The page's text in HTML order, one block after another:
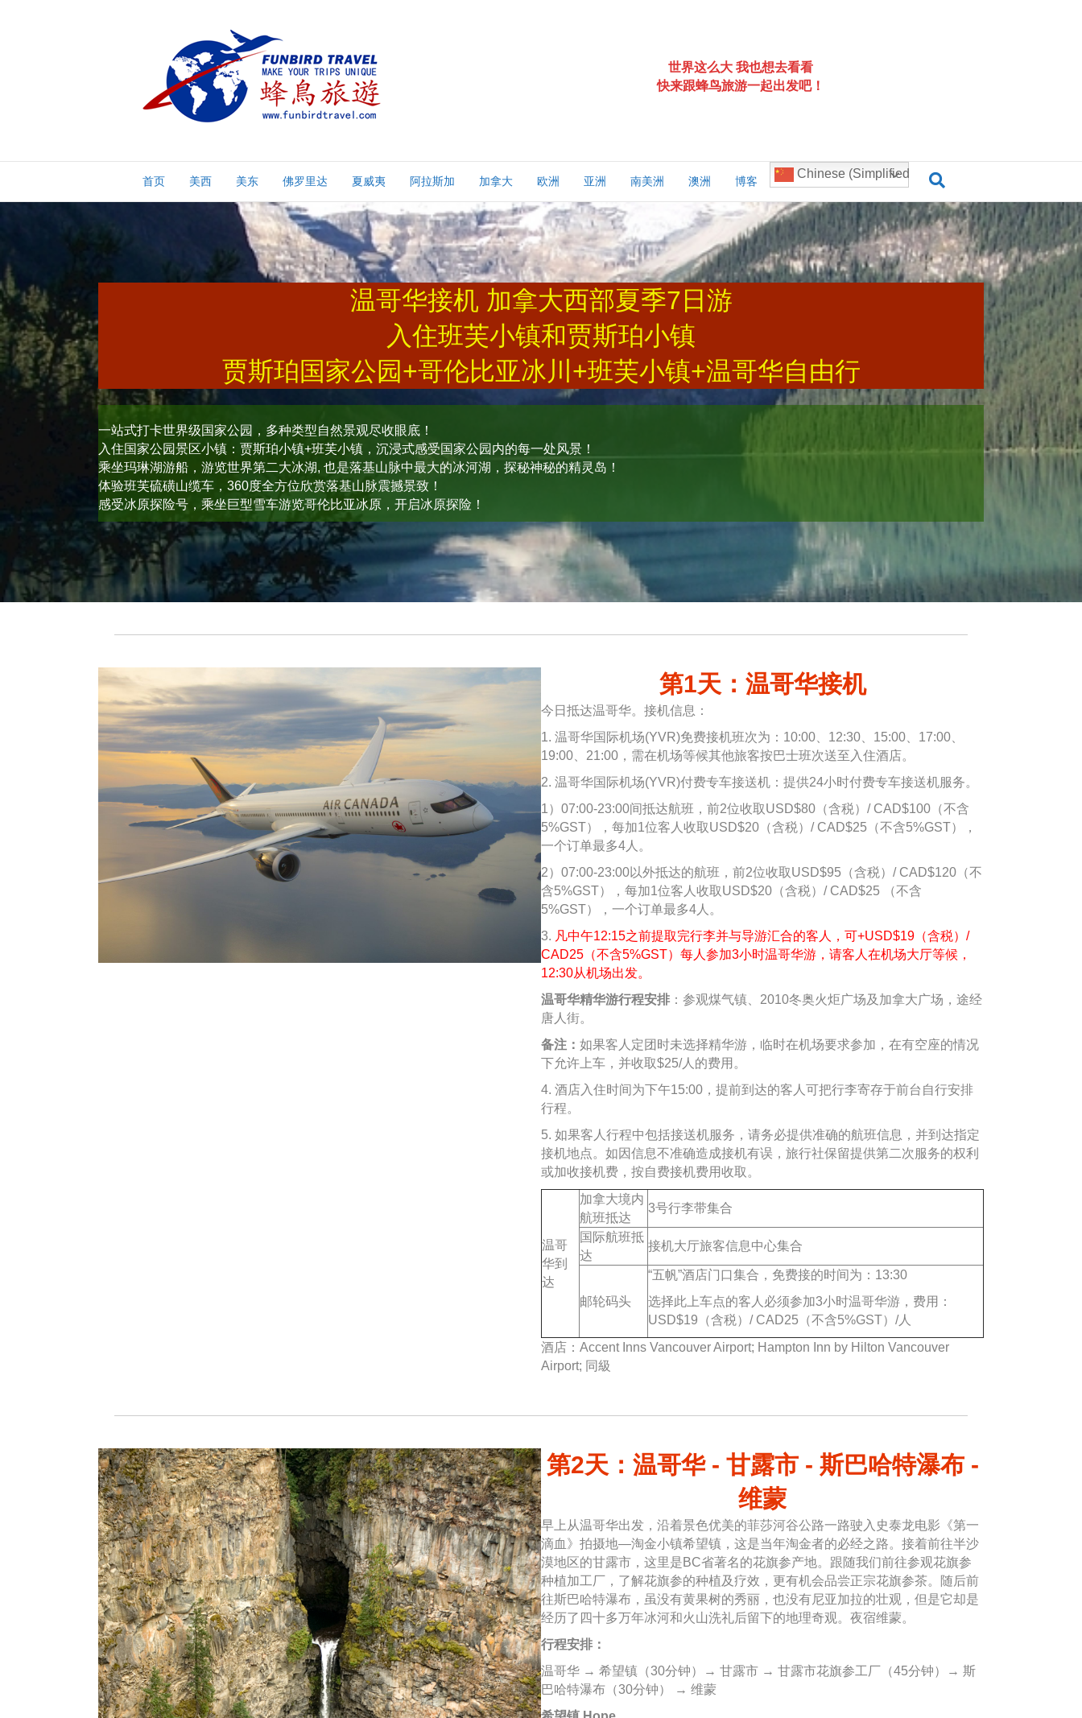
世界这么大 我也想去看看
快来跟蜂鸟旅游一起出发吧！
首页 美西 美东 佛罗里达 夏威夷 阿拉斯加 加拿大 欧洲 亚洲 南美洲 澳洲 博客
Chinese (Simplified)
温哥华接机 加拿大西部夏季7日游
入住班芙小镇和贾斯珀小镇
贾斯珀国家公园+哥伦比亚冰川+班芙小镇+温哥华自由行
一站式打卡世界级国家公园，多种类型自然景观尽收眼底！
入住国家公园景区小镇：贾斯珀小镇+班芙小镇，沉浸式感受国家公园内的每一处风景！
乘坐玛琳湖游船，游览世界第二大冰湖, 也是落基山脉中最大的冰河湖，探秘神秘的精灵岛！
体验班芙硫磺山缆车，360度全方位欣赏落基山脉震撼景致！
感受冰原探险号，乘坐巨型雪车游览哥伦比亚冰原，开启冰原探险！
第1天：温哥华接机
今日抵达温哥华。接机信息：
1. 温哥华国际机场(YVR)免费接机班次为：10:00、12:30、15:00、17:00、
19:00、21:00，需在机场等候其他旅客按巴士班次送至入住酒店。
2. 温哥华国际机场(YVR)付费专车接送机：提供24小时付费专车接送机服务。
1）07:00-23:00间抵达航班，前2位收取USD$80（含税）/ CAD$100（不含
5%GST），每加1位客人收取USD$20（含税）/ CAD$25（不含5%GST），
一个订单最多4人。
2）07:00-23:00以外抵达的航班，前2位收取USD$95（含税）/ CAD$120（不
含5%GST），每加1位客人收取USD$20（含税）/ CAD$25 （不含
5%GST），一个订单最多4人。
3. 凡中午12:15之前提取完行李并与导游汇合的客人，可+USD$19（含税）/
CAD25（不含5%GST）每人参加3小时温哥华游，请客人在机场大厅等候，
12:30从机场出发。
温哥华精华游行程安排 ：参观煤气镇、2010冬奥火炬广场及加拿大广场，途经
唐人街。
备注： 如果客人定团时未选择精华游，临时在机场要求参加，在有空座的情况
下允许上车，并收取$25/人的费用。
4. 酒店入住时间为下午15:00，提前到达的客人可把行李寄存于前台自行安排
行程。
5. 如果客人行程中包括接送机服务，请务必提供准确的航班信息，并到达指定
接机地点。如因信息不准确造成接机有误，旅行社保留提供第二次服务的权利
或加收接机费，按自费接机费用收取。
温哥
华到
达
加拿大境内
航班抵达
3号行李带集合
国际航班抵
达
接机大厅旅客信息中心集合
邮轮码头
“五帆”酒店门口集合，免费接的时间为：13:30
选择此上车点的客人必须参加3小时温哥华游，费用：
USD$19（含税）/ CAD25（不含5%GST）/人
酒店：Accent Inns Vancouver Airport; Hampton Inn by Hilton Vancouver
Airport; 同級
第2天：温哥华 - 甘露市 - 斯巴哈特瀑布 -
维蒙
早上从温哥华出发，沿着景色优美的菲莎河谷公路一路驶入史泰龙电影《第一
滴血》拍摄地—淘金小镇希望镇，这是当年淘金者的必经之路。接着前往半沙
漠地区的甘露市，这里是BC省著名的花旗参产地。跟随我们前往参观花旗参
种植加工厂，了解花旗参的种植及疗效，更有机会品尝正宗花旗参茶。随后前
往斯巴哈特瀑布，虽没有黄果树的秀丽，也没有尼亚加拉的壮观，但是它却是
经历了四十多万年冰河和火山洗礼后留下的地理奇观。夜宿维蒙。
行程安排：
温哥华 → 希望镇（30分钟）→ 甘露市 → 甘露市花旗参工厂（45分钟）→ 斯
巴哈特瀑布（30分钟） → 维蒙